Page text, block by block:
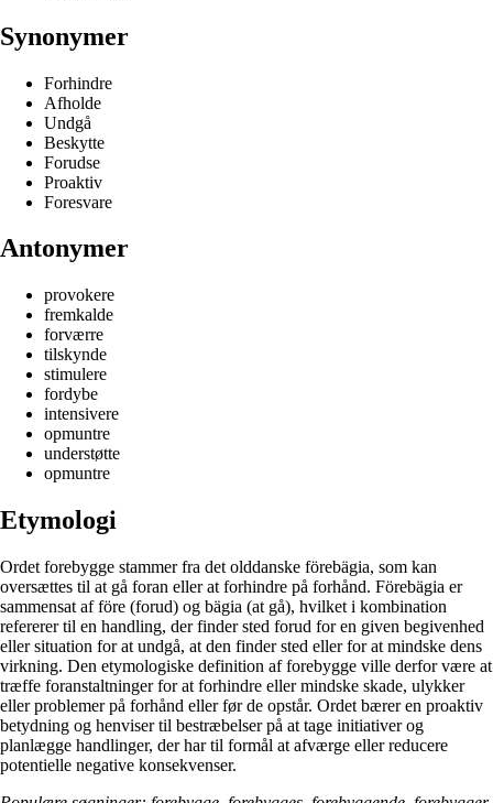
Synonymer
Forhindre
Afholde
Undgå
Beskytte
Forudse
Proaktiv
Foresvare
Antonymer
provokere
fremkalde
forværre
tilskynde
stimulere
fordybe
intensivere
opmuntre
understøtte
opmuntre
Etymologi
Ordet forebygge stammer fra det olddanske förebägia, som kan
oversættes til at gå foran eller at forhindre på forhånd. Förebägia er
sammensat af före (forud) og bägia (at gå), hvilket i kombination
refererer til en handling, der finder sted forud for en given begivenhed
eller situation for at undgå, at den finder sted eller for at mindske dens
virkning. Den etymologiske definition af forebygge ville derfor være at
træffe foranstaltninger for at forhindre eller mindske skade, ulykker
eller problemer på forhånd eller før de opstår. Ordet bærer en proaktiv
betydning og henviser til bestræbelser på at tage initiativer og
planlægge handlinger, der har til formål at afværge eller reducere
potentielle negative konsekvenser.